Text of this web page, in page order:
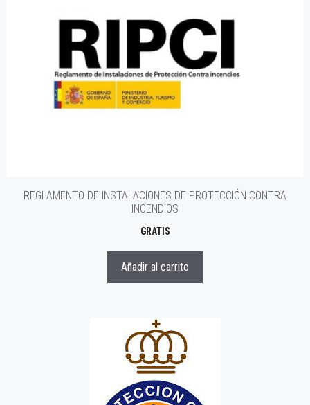
REGLAMENTO DE INSTALACIONES DE PROTECCIÓN CONTRA
INCENDIOS
GRATIS
Añadir al carrito